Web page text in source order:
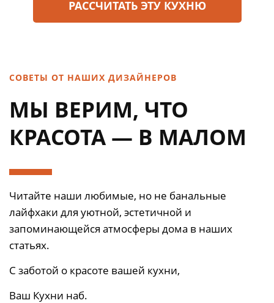
РАСCЧИТАТЬ ЭТУ КУХНЮ
СОВЕТЫ ОТ НАШИХ ДИЗАЙНЕРОВ
МЫ ВЕРИМ, ЧТО
КРАСОТА — В МАЛОМ
Читайте наши любимые, но не банальные
лайфхаки для уютной, эстетичной и
запоминающейся атмосферы дома в наших
статьях.
С заботой о красоте вашей кухни,
Ваш Кухни наб.